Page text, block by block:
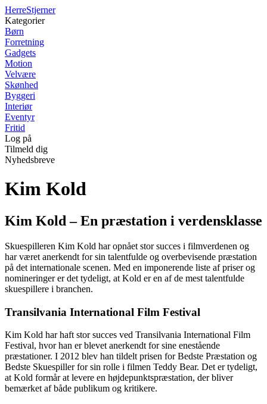
HerreStjerner
Kategorier
Børn
Forretning
Gadgets
Motion
Velvære
Skønhed
Byggeri
Interiør
Eventyr
Fritid
Log på
Tilmeld dig
Nyhedsbreve
Kim Kold
Kim Kold – En præstation i verdensklasse
Skuespilleren Kim Kold har opnået stor succes i filmverdenen og
har været anerkendt for sin talentfulde og overbevisende præstation
på det internationale scenen. Med en imponerende liste af priser og
nomineringer er det tydeligt, at Kold er en af de mest talentfulde
skuespillere i branchen.
Transilvania International Film Festival
Kim Kold har haft stor succes ved Transilvania International Film
Festival, hvor han er blevet anerkendt for sine enestående
præstationer. I 2012 blev han tildelt prisen for Bedste Præstation og
Bedste Skuespiller for sin rolle i filmen Teddy Bear. Det er tydeligt,
at Kold formår at levere en højdepunktspræstation, der bliver
bemærket af både publikum og kritikere.